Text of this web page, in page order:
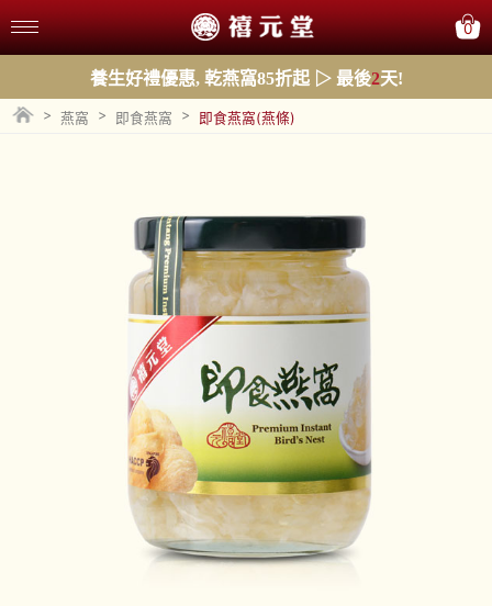
0
養生好禮優惠, 乾燕窩85折起 ▷ 最後2天!
> 燕窩 > 即食燕窩 > 即食燕窩(燕條)